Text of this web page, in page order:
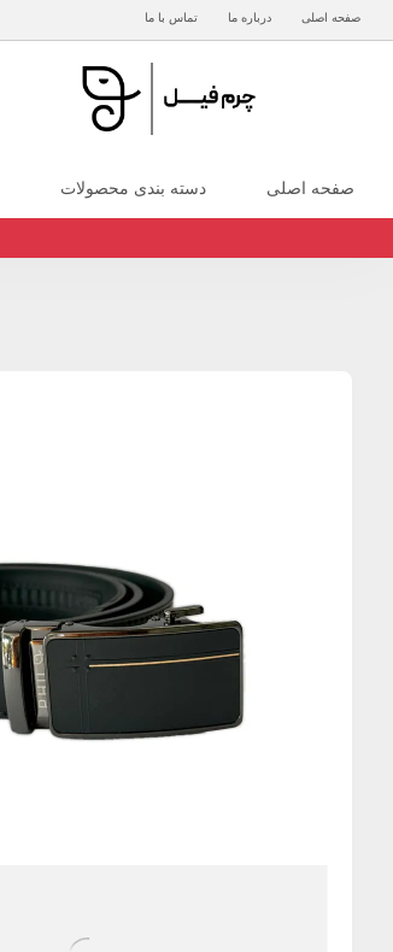
صفحه اصلی درباره ما تماس با ما
صفحه اصلی دسته بندی محصولات